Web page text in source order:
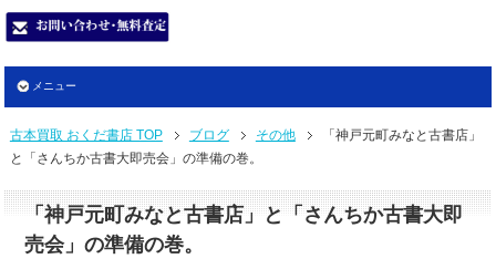
メニュー
古本買取 おくだ書店 TOP ブログ その他
「神戸元町みなと古書店」
と「さんちか古書大即売会」の準備の巻。
「神戸元町みなと古書店」と「さんちか古書大即
売会」の準備の巻。